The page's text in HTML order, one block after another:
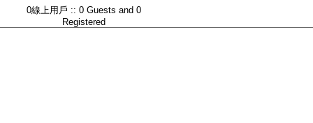
0線上用戶 :: 0 Guests and 0
Registered